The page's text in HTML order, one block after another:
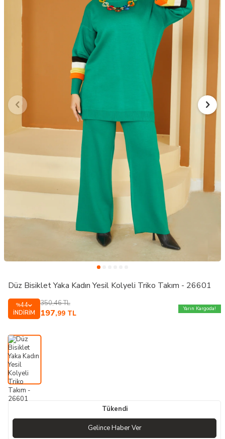
Düz Bisiklet Yaka Kadın Yesil Kolyeli Triko Takım - 26601
%44
İNDIRIM
350,46TL
197,99 TL
Yarın Kargoda!
Tükendi
Gelince Haber Ver